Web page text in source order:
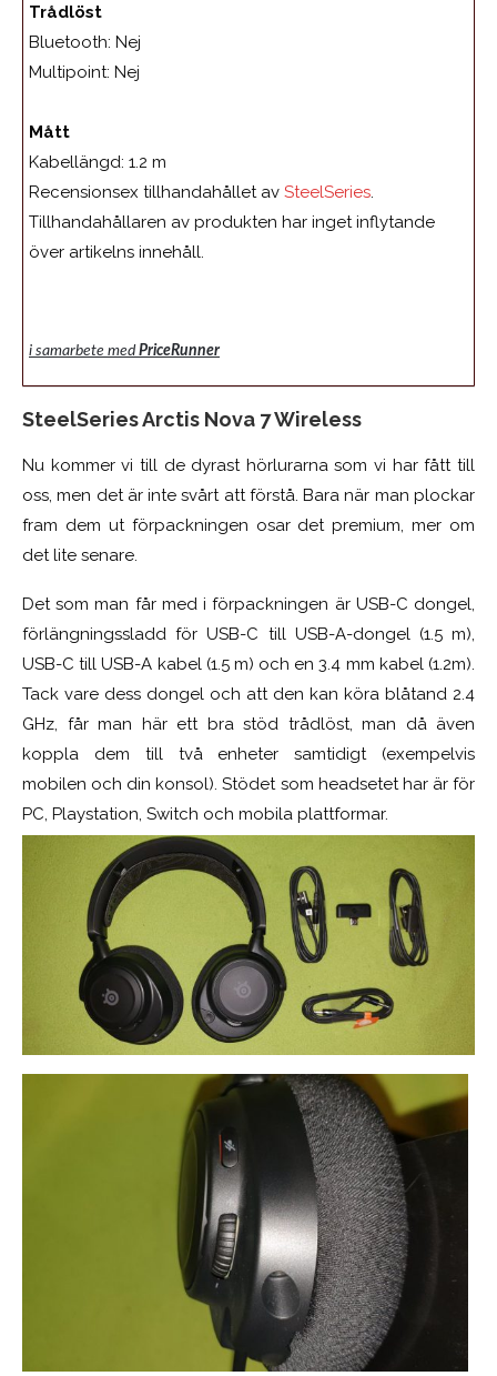
Trådlöst
Bluetooth: Nej
Multipoint: Nej
Mått
Kabellängd: 1.2 m
Recensionsex tillhandahållet av SteelSeries.
Tillhandahållaren av produkten har inget inflytande
över artikelns innehåll.
i samarbete medPriceRunner
SteelSeries Arctis Nova 7 Wireless
Nu kommer vi till de dyrast hörlurarna som vi har fått till
oss, men det är inte svårt att förstå. Bara när man plockar
fram dem ut förpackningen osar det premium, mer om
det lite senare.
Det som man får med i förpackningen är USB-C dongel,
förlängningssladd för USB-C till USB-A-dongel (1.5 m),
USB-C till USB-A kabel (1.5 m) och en 3.4 mm kabel (1.2m).
Tack vare dess dongel och att den kan köra blåtand 2.4
GHz, får man här ett bra stöd trådlöst, man då även
koppla dem till två enheter samtidigt (exempelvis
mobilen och din konsol). Stödet som headsetet har är för
PC, Playstation, Switch och mobila plattformar.